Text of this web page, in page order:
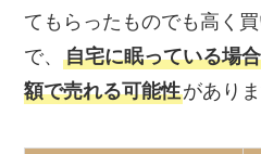
てもらったものでも高く
で、自宅に眠っている場
額で売れる可能性がありま